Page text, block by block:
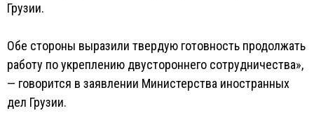
Грузии.
Обе стороны выразили твердую готовность продолжать
работу по укреплению двустороннего сотрудничества»,
— говорится в заявлении Министерства иностранных
дел Грузии.